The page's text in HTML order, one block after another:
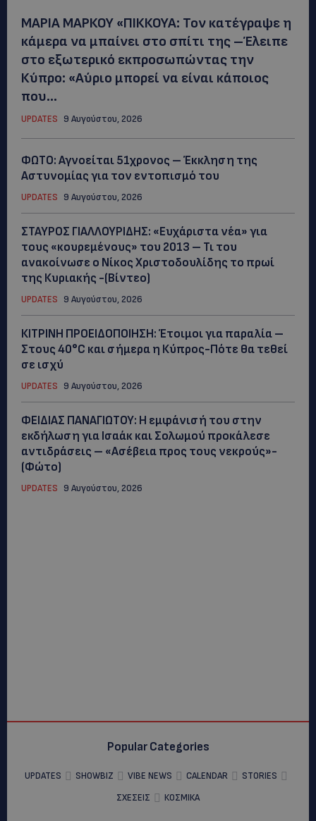
ΜΑΡΙΑ ΜΑΡΚΟΥ «ΠΙΚΚΟΥΑ: Τον κατέγραψε η
κάμερα να μπαίνει στο σπίτι της –Έλειπε
στο εξωτερικό εκπροσωπώντας την
Κύπρο: «Αύριο μπορεί να είναι κάποιος
που...
UPDATES 9 Αυγούστου, 2026
ΦΩΤΟ: Αγνοείται 51χρονος – Έκκληση της
Αστυνομίας για τον εντοπισμό του
UPDATES 9 Αυγούστου, 2026
ΣΤΑΥΡΟΣ ΓΙΑΛΛΟΥΡΙΔΗΣ: «Ευχάριστα νέα» για
τους «κουρεμένους» του 2013 – Τι του
ανακοίνωσε ο Νίκος Χριστοδουλίδης το πρωί
της Κυριακής -(Βίντεο)
UPDATES 9 Αυγούστου, 2026
ΚΙΤΡΙΝΗ ΠΡΟΕΙΔΟΠΟΙΗΣΗ: Έτοιμοι για παραλία –
Στους 40°C και σήμερα η Κύπρος-Πότε θα τεθεί
σε ισχύ
UPDATES 9 Αυγούστου, 2026
ΦΕΙΔΙΑΣ ΠΑΝΑΓΙΩΤΟΥ: Η εμφάνισή του στην
εκδήλωση για Ισαάκ και Σολωμού προκάλεσε
αντιδράσεις – «Ασέβεια προς τους νεκρούς»-
(Φώτο)
UPDATES 9 Αυγούστου, 2026
Popular Categories
UPDATES SHOWBIZ VIBE NEWS CALENDAR
STORIES
ΣΧΕΣΕΙΣ
ΚΟΣΜΙΚΑ